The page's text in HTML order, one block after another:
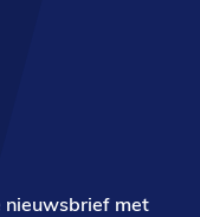
nieuwsbrief met